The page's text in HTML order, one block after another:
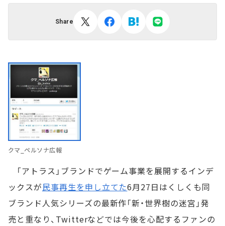
Share
クマ_ペルソナ広報
「アトラス」ブランドでゲーム事業を展開するインデ
ックスが民事再生を申し立てた6月27日はくしくも同
ブランド人気シリーズの最新作「新・世界樹の迷宮」発
売と重なり、Twitterなどでは今後を心配するファンの